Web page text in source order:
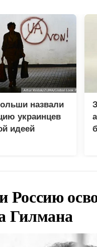
назвали
украинцев
идеей
Гилмана